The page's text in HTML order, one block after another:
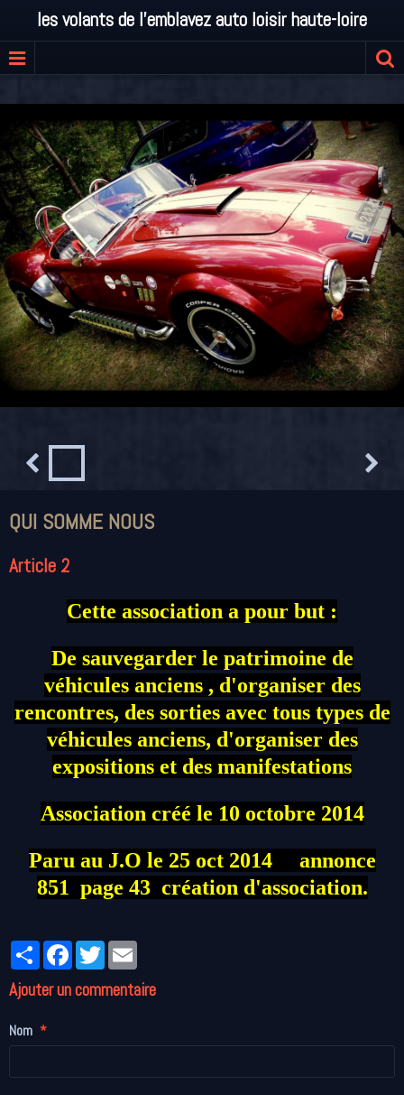
les volants de l'emblavez auto loisir haute-loire
QUI SOMME NOUS
Article 2
Cette association a pour but :
De sauvegarder le patrimoine de
véhicules anciens , d'organiser des
rencontres, des sorties avec tous types de
véhicules anciens, d'organiser des
expositions et des manifestations
Association créé le 10 octobre 2014
Paru au J.O le 25 oct 2014 annonce
851 page 43 création d'association.
PartagerFacebookTwitter
Ajouter un commentaire
Nom